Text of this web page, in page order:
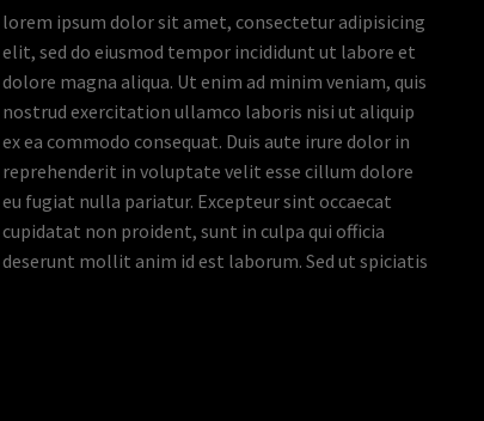
lorem ipsum dolor sit amet, consectetur adipisicing
elit, sed do eiusmod tempor incididunt ut labore et
dolore magna aliqua. Ut enim ad minim veniam, quis
nostrud exercitation ullamco laboris nisi ut aliquip
ex ea commodo consequat. Duis aute irure dolor in
reprehenderit in voluptate velit esse cillum dolore
eu fugiat nulla pariatur. Excepteur sint occaecat
cupidatat non proident, sunt in culpa qui officia
deserunt mollit anim id est laborum. Sed ut spiciatis